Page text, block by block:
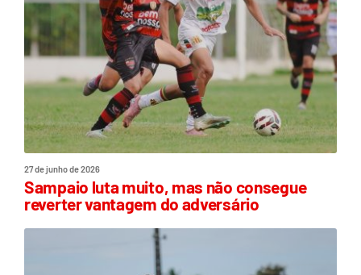
27 de junho de 2026
Sampaio luta muito, mas não consegue
reverter vantagem do adversário